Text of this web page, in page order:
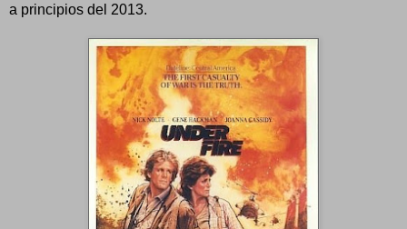
a principios del 2013.